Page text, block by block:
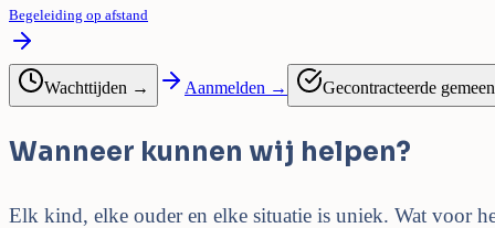
Begeleiding op afstand
Wachttijden → Aanmelden → Gecontracteerde
Wanneer kunnen wij helpen?
Elk kind, elke ouder en elke situatie is uniek. Wat voor